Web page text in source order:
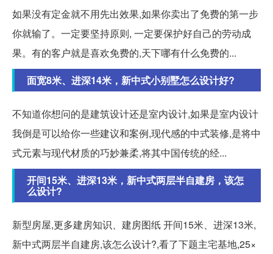
如果没有定金就不用先出效果,如果你卖出了免费的第一步
你就输了。一定要坚持原则, 一定要保护好自己的劳动成
果。有的客户就是喜欢免费的,天下哪有什么免费的...
面宽8米、进深14米，新中式小别墅怎么设计好?
不知道你想问的是建筑设计还是室内设计,如果是室内设计
我倒是可以给你一些建议和案例,现代感的中式装修,是将中
式元素与现代材质的巧妙兼柔,将其中国传统的经...
开间15米、进深13米，新中式两层半自建房，该怎
么设计?
新型房屋,更多建房知识、建房图纸 开间15米、进深13米,
新中式两层半自建房,该怎么设计?,看了下题主宅基地,25×